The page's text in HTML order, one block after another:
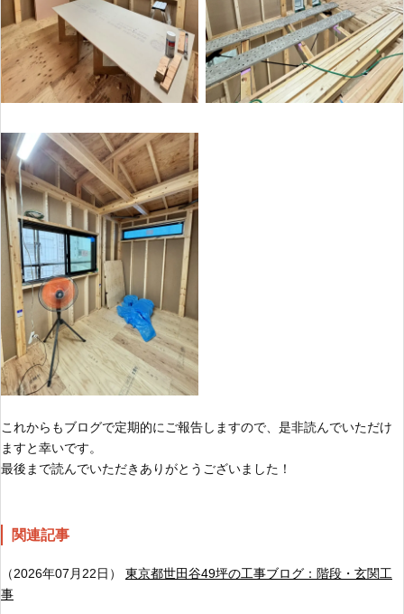
これからもブログで定期的にご報告しますので、是非読んでいただけ
ますと幸いです。
最後まで読んでいただきありがとうございました！
関連記事
（2026年07月22日） 東京都世田谷49坪の工事ブログ：階段・玄関工
事